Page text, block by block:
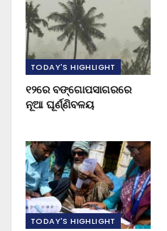
TODAY'S HIGHLIGHT
୧୨ରେ ବଙ୍ଗୋପସାଗରରେ
ନୂଆ ଘୂର୍ଣ୍ଣିବଳୟ
TODAY'S HIGHLIGHT